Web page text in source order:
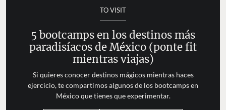
TO VISIT
5 bootcamps en los destinos más
paradisíacos de México (ponte fit
mientras viajas)
Si quieres conocer destinos mágicos mientras haces
ejercicio, te compartimos algunos de los bootcamps en
México que tienes que experimentar.